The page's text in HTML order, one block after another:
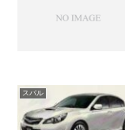
スバル